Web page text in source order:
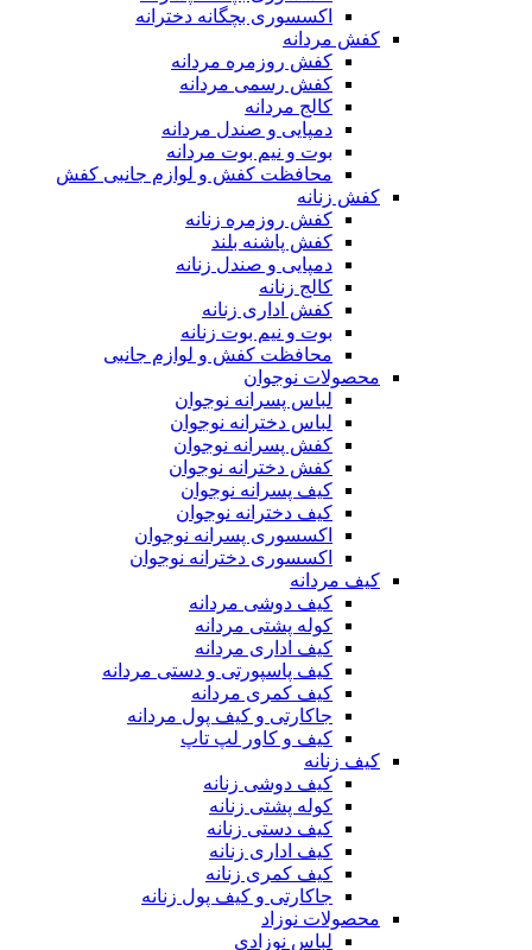
اکسسوری بچگانه دخترانه
کفش مردانه
کفش روزمره مردانه
کفش رسمی مردانه
کالج مردانه
دمپایی و صندل مردانه
بوت و نیم بوت مردانه
محافظت کفش و لوازم جانبی کفش
کفش زنانه
کفش روزمره زنانه
کفش پاشنه بلند
دمپایی و صندل زنانه
کالج زنانه
کفش اداری زنانه
بوت و نیم بوت زنانه
محافظت کفش و لوازم جانبی
محصولات نوجوان
لباس پسرانه نوجوان
لباس دخترانه نوجوان
کفش پسرانه نوجوان
کفش دخترانه نوجوان
کیف پسرانه نوجوان
کیف دخترانه نوجوان
اکسسوری پسرانه نوجوان
اکسسوری دخترانه نوجوان
کیف مردانه
کیف دوشی مردانه
کوله پشتی مردانه
کیف اداری مردانه
کیف پاسپورتی و دستی مردانه
کیف کمری مردانه
جاکارتی و کیف پول مردانه
کیف و کاور لپ تاپ
کیف زنانه
کیف دوشی زنانه
کوله پشتی زنانه
کیف دستی زنانه
کیف اداری زنانه
کیف کمری زنانه
جاکارتی و کیف پول زنانه
محصولات نوزاد
لباس نوزادی